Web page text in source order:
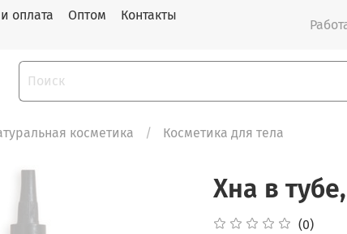
оплата Оптом
Контакты
косметика Косметика для тела
Хна в
(0)